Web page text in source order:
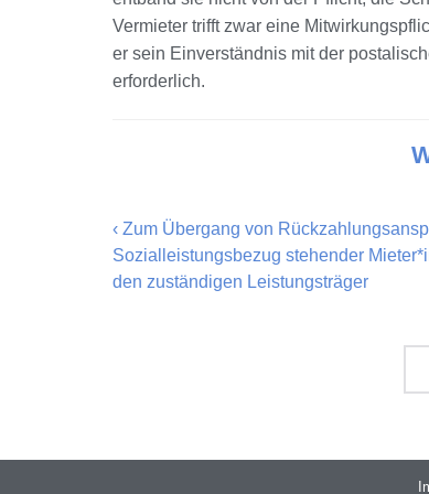
Vermieter trifft zwar eine
er sein Einverständnis mit der
erforderlich.
‹ Zum Übergang von
Sozialleistungsbezug stehender
den zuständigen Leistungsträger